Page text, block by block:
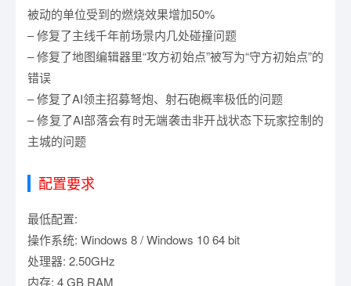
被动的单位受到的燃烧效果增加50%
– 修复了主线千年前场景内几处碰撞问题
– 修复了地图编辑器里“攻方初始点”被写为“守方初始点”的
错误
– 修复了AI领主招募弩炮、射石砲概率极低的问题
– 修复了AI部落会有时无端袭击非开战状态下玩家控制的
主城的问题
配置要求
最低配置:
操作系统: Windows 8 / Windows 10 64 bit
处理器: 2.50GHz
内存: 4 GB RAM